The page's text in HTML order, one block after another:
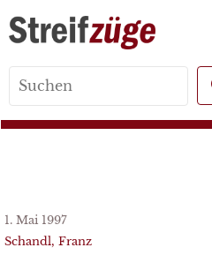
for:
1. Mai 1997
Schandl, Franz